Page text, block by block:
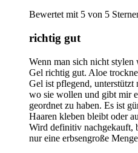
Bewertet mit 5 von 5
richtig gut
Wenn man sich nicht stylen
Gel richtig gut. Aloe
Gel ist pflegend, unterstützt
wo sie wollen und gibt mir
geordnet zu haben. Es ist
Haaren kleben bleibt oder
Wird definitiv nachgekauft,
nur eine erbsengroße